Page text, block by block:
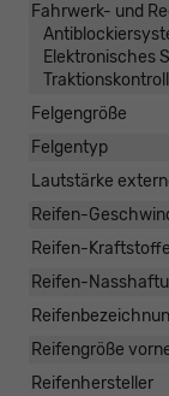
Fahrwerk- und
Elektronisches
Felgengröße
Felgentyp
Lautstärke
Reifen-
Reifen-
Reifen-
Reifengröße
Reifenhersteller